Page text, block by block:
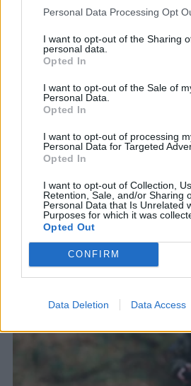
Personal Data Processing Opt
I want to opt-out of the Sharing
personal data.
Opted In
I want to opt-out of the Sale of
Personal Data.
Opted In
I want to opt-out of processing
Personal Data for Targeted
Opted In
I want to opt-out of Collection,
Retention, Sale, and/or Sharing
Personal Data that Is Unrelated
Purposes for which it was
Opted Out
CONFIRM
Data Deletion Data Access
ΣΧΕΤΙΚΑ ΑΡΘΡΑ